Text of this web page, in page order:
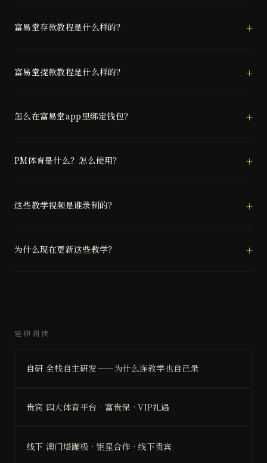
富易堂存款教程是什么样的？
富易堂提款教程是什么样的？
怎么在富易堂app里绑定钱包？
PM体育是什么？怎么使用？
这些教学视频是谁录制的？
为什么现在更新这些教学？
延伸阅读
自研 全栈自主研发——为什么连教学也自己录
贵宾 四大体育平台 · 富贵保 · VIP礼遇
线下 澳门塔蹦极 · 钜星合作 · 线下贵宾